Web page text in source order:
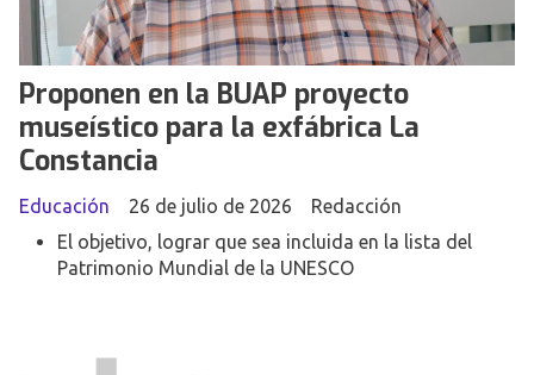
Proponen en la BUAP proyecto
museístico para la exfábrica La
Constancia
Redacción
Educación
26 de julio de 2026
El objetivo, lograr que sea incluida en la lista del
Patrimonio Mundial de la UNESCO